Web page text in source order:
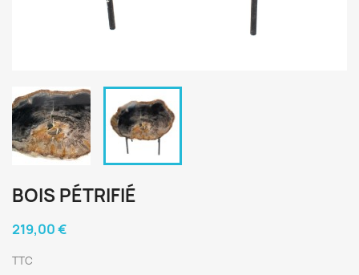
BOIS PÉTRIFIÉ
219,00 €
TTC